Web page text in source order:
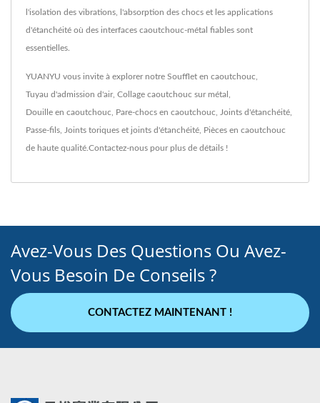
l'isolation des vibrations, l'absorption des chocs et les applications
d'étanchéité où des interfaces caoutchouc-métal fiables sont
essentielles.
YUANYU vous invite à explorer notre Soufflet en caoutchouc
Tuyau d'admission d'air, Collage caoutchouc sur métal
Douille en caoutchouc Pare-chocs en caoutchouc Joints d'étanchéité
Passe-fils Joints toriques et joints d'étanchéité Pièces en caoutchouc
de haute qualité. Contactez-nous pour plus de détails !
Avez-Vous Des Questions Ou Avez-
Vous Besoin De Conseils ?
CONTACTEZ MAINTENANT !